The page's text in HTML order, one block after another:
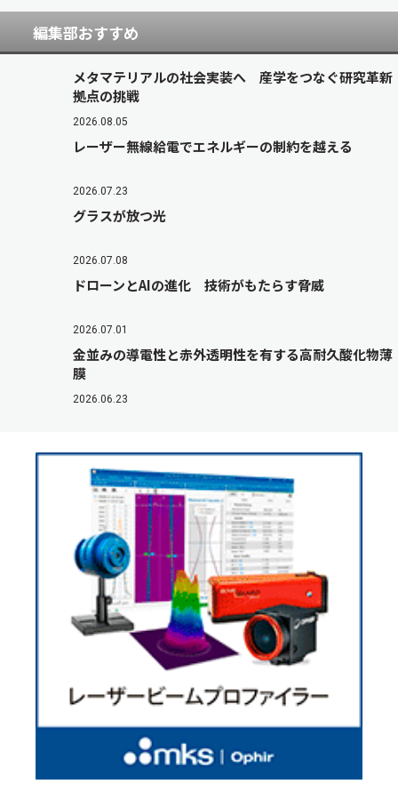
編集部おすすめ
メタマテリアルの社会実装へ 産学をつなぐ研究革新
拠点の挑戦
2026.08.05
レーザー無線給電でエネルギーの制約を越える
2026.07.23
グラスが放つ光
2026.07.08
ドローンとAIの進化 技術がもたらす脅威
2026.07.01
金並みの導電性と赤外透明性を有する高耐久酸化物薄
膜
2026.06.23